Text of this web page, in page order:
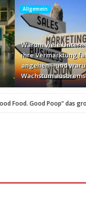
Allgemein
Warum viele
ihre Vermarktung
angehen – und
Wachstum
Food. Good Poop“ das